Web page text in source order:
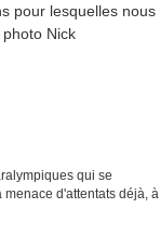
pour lesquelles nous
Nick
qui se
d'attentats déjà, à